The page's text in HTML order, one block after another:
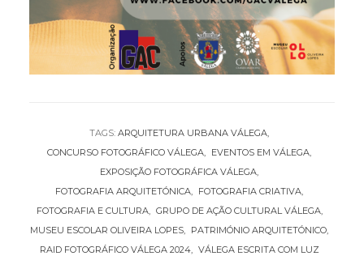
TAGS: ARQUITETURA URBANA VÁLEGA
CONCURSO FOTOGRÁFICO VÁLEGA
EVENTOS EM VÁLEGA
EXPOSIÇÃO FOTOGRÁFICA VÁLEGA
FOTOGRAFIA ARQUITETÓNICA
FOTOGRAFIA CRIATIVA
FOTOGRAFIA E CULTURA
GRUPO DE AÇÃO CULTURAL VÁLEGA
MUSEU ESCOLAR OLIVEIRA LOPES
PATRIMÓNIO ARQUITETÓNICO
RAID FOTOGRÁFICO VÁLEGA 2024
VÁLEGA ESCRITA COM LUZ